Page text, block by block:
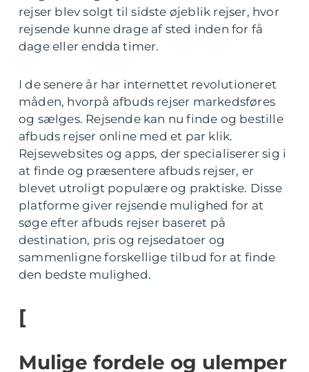
rejser blev solgt til sidste øjeblik rejser, hvor
rejsende kunne drage af sted inden for få
dage eller endda timer.
I de senere år har internettet revolutioneret
måden, hvorpå afbuds rejser markedsføres
og sælges. Rejsende kan nu finde og bestille
afbuds rejser online med et par klik.
Rejsewebsites og apps, der specialiserer sig i
at finde og præsentere afbuds rejser, er
blevet utroligt populære og praktiske. Disse
platforme giver rejsende mulighed for at
søge efter afbuds rejser baseret på
destination, pris og rejsedatoer og
sammenligne forskellige tilbud for at finde
den bedste mulighed.
[
Mulige fordele og ulemper